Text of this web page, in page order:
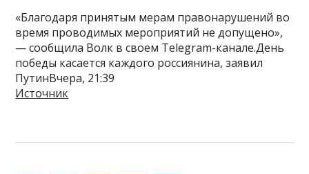
«Благодаря принятым мерам правонарушений во
время проводимых мероприятий не допущено»,
— сообщила Волк в своем Telegram-канале.День
победы касается каждого россиянина, заявил
ПутинВчера, 21:39
Источник